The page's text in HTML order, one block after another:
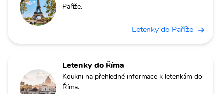
Paříže.
Letenky do Paříže
Letenky do Říma
Koukni na přehledné informace k letenkám do
Říma.